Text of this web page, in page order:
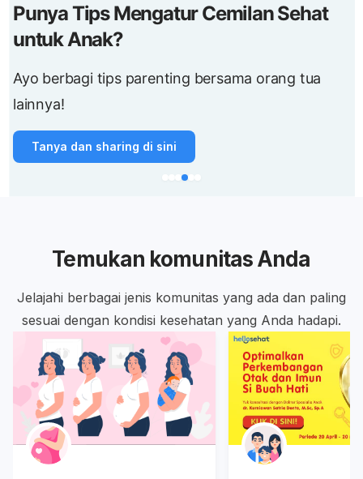
Punya Tips Mengatur Cemilan Sehat
untuk Anak?
Ayo berbagi tips parenting bersama orang tua
lainnya!
Tanya dan sharing di sini
Temukan komunitas Anda
Jelajahi berbagai jenis komunitas yang ada dan paling
sesuai dengan kondisi kesehatan yang Anda hadapi.